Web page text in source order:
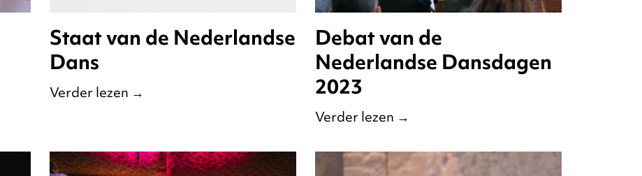
Staat van de Nederlandse
Dans
Verder lezen →
Debat van de
Nederlandse Dansdagen
2023
Verder lezen →